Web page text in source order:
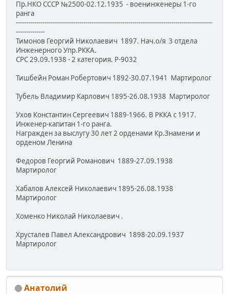
Пр.НКО СССР №2500-02.12.1935 - военинженеры 1-го
ранга
------------------------------------------------------------------------------------------------
--------------
Тимонов Георгий Николаевич 1897. Нач.о/я 3 отдела
Инженерного Упр.РККА.
СРС 29.09.1938 - 2 категория. Р-9032
Тишбейн Роман Робертович 1892-30.07.1941 Мартиролог
Тубель Владимир Карлович 1895-26.08.1938 Мартиролог
Ухов Константин Сергеевич 1889-1966. В РККА с 1917.
Инженер-капитан 1-го ранга.
Награжден за выслугу 30 лет 2 орденами Кр.Знамени и
орденом Ленина
Федоров Георгий Романович 1889-27.09.1938
Мартиролог
Хабалов Алексей Николаевич 1895-26.08.1938
Мартиролог
Хоменко Николай Николаевич .
Хрусталев Павел Александрович 1898-20.09.1937
Мартиролог
Анатолий